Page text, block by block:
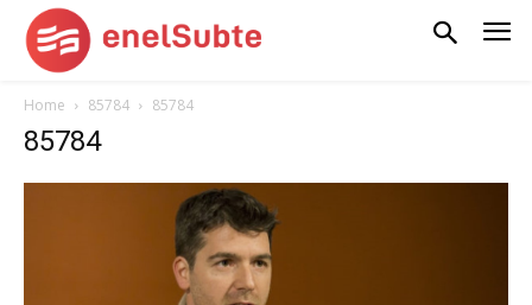
Home 85784 85784
85784